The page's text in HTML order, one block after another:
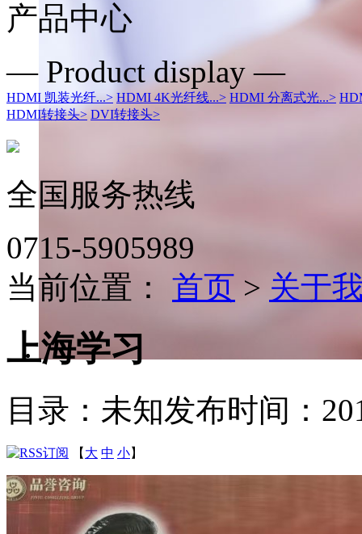
产品中心
— Product display —
HDMI 凯装光纤...> HDMI 4K光纤线...> HDMI 分离式光...>
HDMI转接头> DVI转接头>
全国服务热线
0715-5905989
当前位置： 首页 > 关于
上海学习
目录：未知发布时间：
【 大 中 小】